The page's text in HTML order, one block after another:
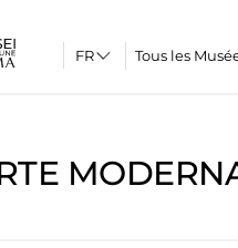
Tous les